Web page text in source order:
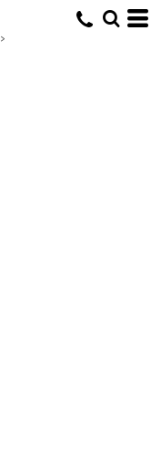
>